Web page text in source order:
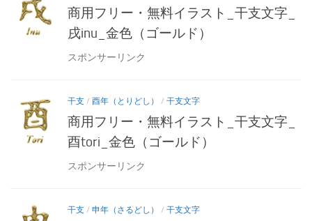
商用フリー・無料イラスト_干支文字_
戌inu_金色（ゴールド）
スポンサーリンク
干支 / 酉年（とりどし） / 干支文字
商用フリー・無料イラスト_干支文字_
酉tori_金色（ゴールド）
スポンサーリンク
干支 / 申年（さるどし） / 干支文字